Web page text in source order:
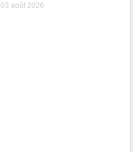
03 août 2026